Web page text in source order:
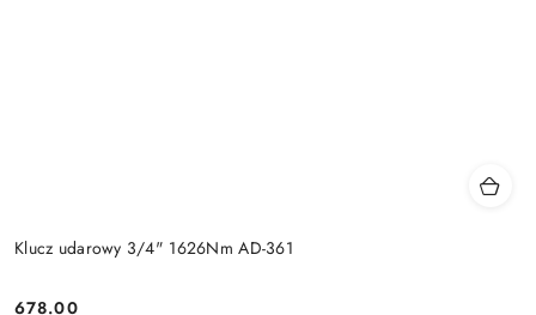
Klucz udarowy 3/4" 1626Nm AD-361
678.00